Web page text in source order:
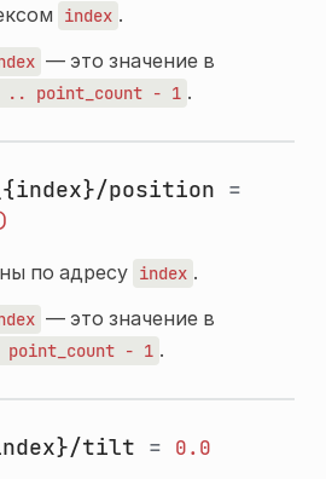
index .
— это значение в
.. point_count - 1 .
position =
по адресу index .
— это значение в
point_count - 1 .
tilt = 0.0